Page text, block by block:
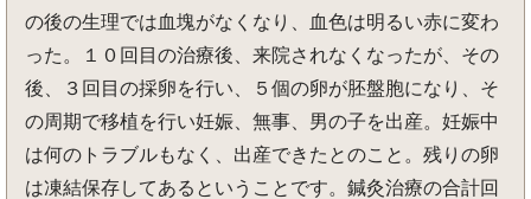
の後の生理では血塊がなくなり、血色は明るい赤に変わ
った。１０回目の治療後、来院されなくなったが、その
後、３回目の採卵を行い、５個の卵が胚盤胞になり、そ
の周期で移植を行い妊娠、無事、男の子を出産。妊娠中
は何のトラブルもなく、出産できたとのこと。残りの卵
は凍結保存してあるということです。鍼灸治療の合計回